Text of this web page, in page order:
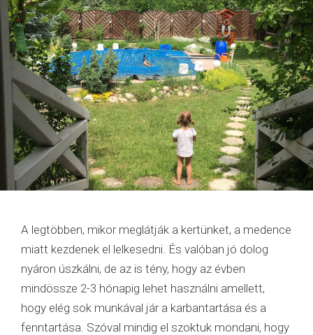
A legtöbben, mikor meglátják a kertünket, a medence
miatt kezdenek el lelkesedni. És valóban jó dolog
nyáron úszkálni, de az is tény, hogy az évben
mindössze 2-3 hónapig lehet használni amellett,
hogy elég sok munkával jár a karbantartása és a
fenntartása. Szóval mindig el szoktuk mondani, hogy